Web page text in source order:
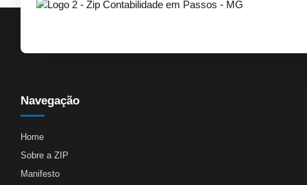
Navegação
Home
Sobre a ZIP
Manifesto